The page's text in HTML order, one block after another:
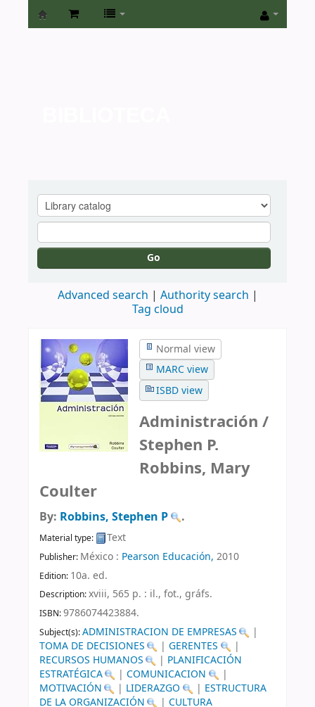
Biblioteca
Go
Advanced search
Authority search
Tag cloud
Normal view
MARC view
ISBD view
Administración /
Stephen P.
Robbins, Mary
Coulter
By: Robbins, Stephen P .
Material type: Text
Publisher: México : Pearson Educación, 2010
Edition: 10a. ed.
Description:xviii, 565 p. : il., fot., gráfs.
ISBN:9786074423884.
Subject(s):ADMINISTRACION DE EMPRESAS
|
TOMA DE DECISIONES
|GERENTES
|
RECURSOS HUMANOS
| PLANIFICACIÓN
ESTRATÉGICA
|COMUNICACION
|
MOTIVACIÓN
| LIDERAZGO | ESTRUCTURA
DE LA ORGANIZACIÓN
|CULTURA